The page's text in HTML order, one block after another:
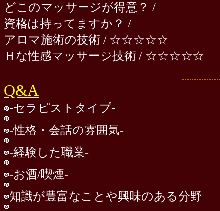
どこのマッサージが得意？ /
資格は持ってますか？ /
アロマ施術の技術 / ☆☆☆☆☆
Ｈな性感マッサージ技術 / ☆☆☆☆☆
Q&A
-セラピストタイプ-
-性格・会話の雰囲気-
-経験した職業-
-お酒/喫煙-
知識が豊富なことや興味のある分野